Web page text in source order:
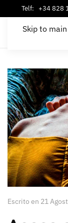
Telf: +34 828
Skip to
Escrito en 21